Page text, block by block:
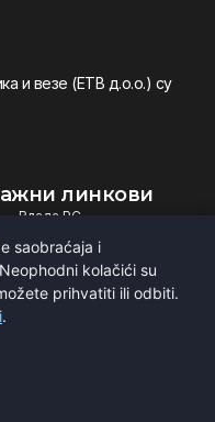
и вeзe (ETВ д.о.о.) су
линкови
Влада РС
Министарство ИТ
РЕМ
Рател
saobraćaja i
kolačići su
prihvatiti ili odbiti.
.